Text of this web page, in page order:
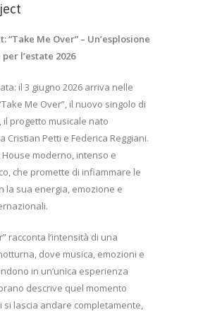
“Take Me Over” – Un’esplosione
l’estate 2026
il 3 giugno 2026 arriva nelle
Me Over”, il nuovo singolo di
il progetto musicale nato
Cristian Petti e Federica Reggiani.
moderno, intenso e
che promette di infiammare le
la sua energia, emozione e
racconta l’intensità di una
dove musica, emozioni e
in un’unica esperienza
descrive quel momento
si lascia andare completamente,